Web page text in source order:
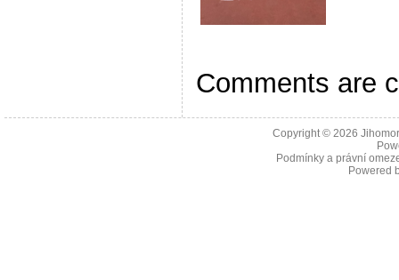
Comments are
Copyright © 2026
Podmínky a právní
Powered